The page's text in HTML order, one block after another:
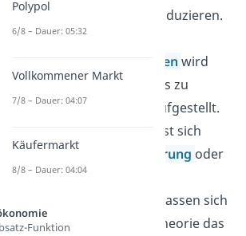
kosteneffizient zu produzieren.
Anhand von
Produktionsfunktionenwird
eineIsoquante
für das zu
produzierende Gut aufgestellt.
Davon ausgehend lässt sich
eineGewinnmaximierung oder
Kostenminimierung
durchführen. Zudem lassen sich
wie in der Haushaltstheorie das
Polypol
6/8 – Dauer: 05:32
Vollkommener Markt
7/8 – Dauer: 04:07
Käufermarkt
8/8 – Dauer: 04:04
Funktion